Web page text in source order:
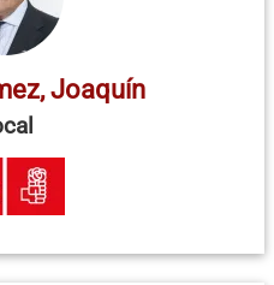
Joaquín